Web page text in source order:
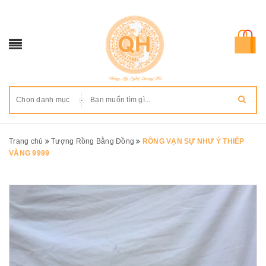
Chọn danh mục
Trang chủ Tượng Rồng Bằng Đồng
RỒNG VẠN SỰ NHƯ Ý THIẾP
VÀNG 9999